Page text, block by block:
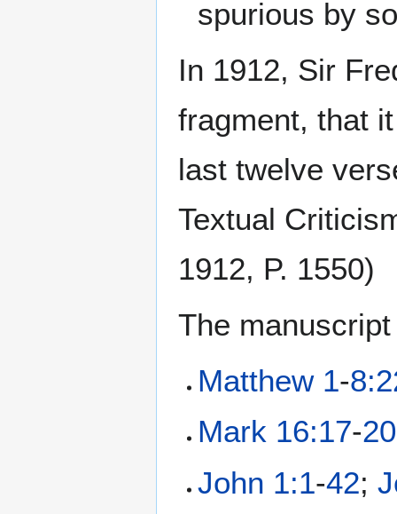
spurious by
In 1912, Sir
fragment, that
last twelve
Textual
1912, P. 1550)
The
Matthew 1-
Mark 16:17-20
John 1:1-42;